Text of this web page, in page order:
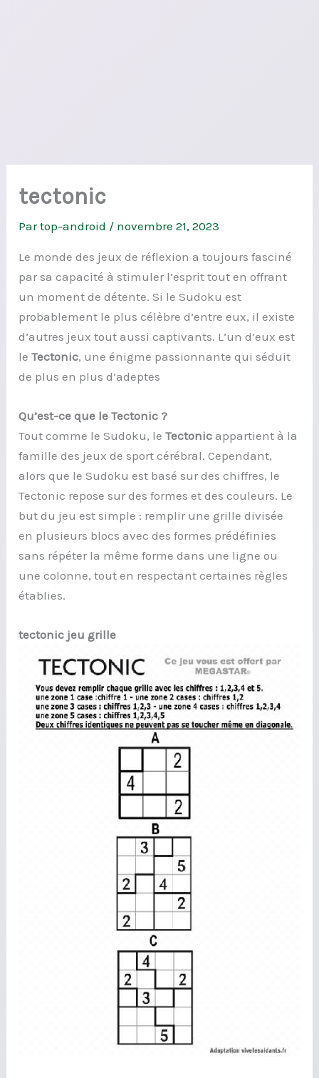
tectonic
Partop-android / novembre 21, 2023
Le monde des jeux de réflexion a toujours fasciné
par sa capacité à stimuler l’esprit tout en offrant
un moment de détente. Si le Sudoku est
probablement le plus célèbre d’entre eux, il existe
d’autres jeux tout aussi captivants. L’un d’eux est
leTectonic, une énigme passionnante qui séduit
de plus en plus d’adeptes
Qu’est-ce que le Tectonic ?
Tout comme le Sudoku, leTectonic appartient à la
famille des jeux de sport cérébral. Cependant,
alors que le Sudoku est basé sur des chiffres, le
Tectonic repose sur des formes et des couleurs. Le
but du jeu est simple : remplir une grille divisée
en plusieurs blocs avec des formes prédéfinies
sans répéter la même forme dans une ligne ou
une colonne, tout en respectant certaines règles
établies.
tectonic jeu grille